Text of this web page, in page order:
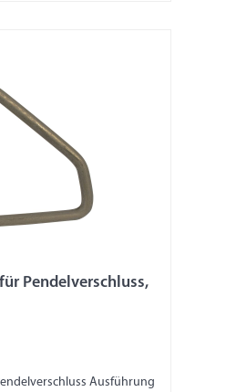
Pendelverschluss,
Ausführung